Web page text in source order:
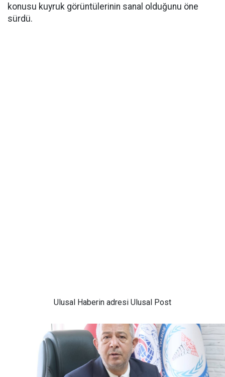
konusu kuyruk görüntülerinin sanal olduğunu öne
sürdü.
Ulusal Haberin adresi Ulusal Post